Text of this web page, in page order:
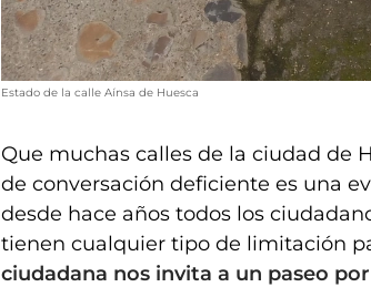
Estado de la calle Aínsa de Huesca
Que muchas calles de la ciudad de
de conversación deficiente es una
desde hace años todos los
tienen cualquier tipo de limitación
ciudadana nos invita a un paseo